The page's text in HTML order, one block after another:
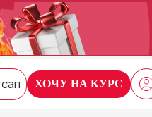
ХОЧУ НА КУРС